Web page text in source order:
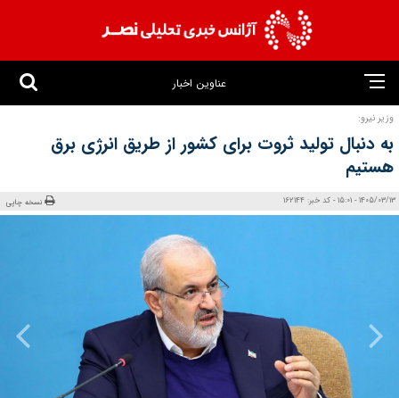
عناوین اخبار
وزیر نیرو:
به دنبال تولید ثروت برای کشور از طریق انرژی برق
هستیم
1405/03/13 - 15:01 - کد خبر: 162144 نسخه چاپی